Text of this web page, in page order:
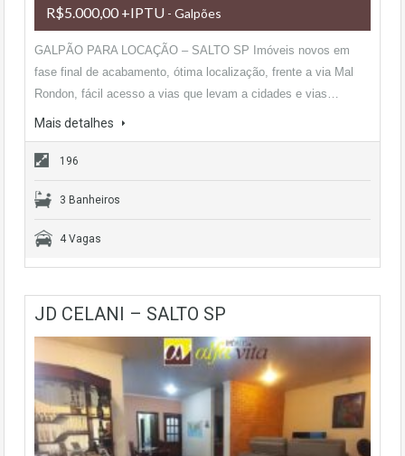
R$5.000,00 +IPTU - Galpões
GALPÃO PARA LOCAÇÃO – SALTO SP Imóveis novos em
fase final de acabamento, ótima localização, frente a via Mal
Rondon, fácil acesso a vias que levam a cidades e vias…
Mais detalhes
196
3 Banheiros
4 Vagas
JD CELANI – SALTO SP